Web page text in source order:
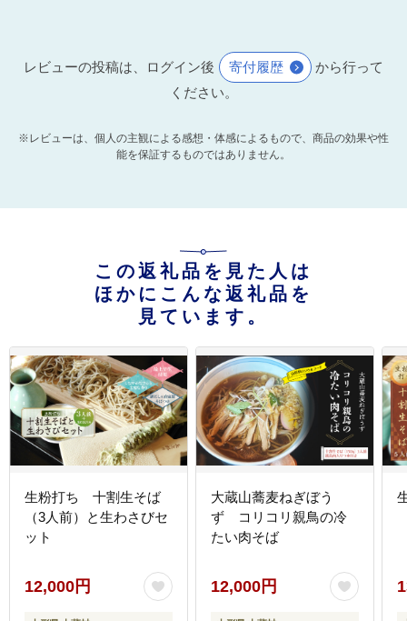
レビューの投稿は、ログイン後 寄付履歴
から行って
ください。
※レビューは、個人の主観による感想・体感によるもので、商品の効果や性
能を保証するものではありません。
この返礼品を見た人は
ほかにこんな返礼品を
見ています。
生粉打ち 十割生そば
（3人前）と生わさびセ
ット
12,000円
大蔵山蕎麦ねぎぼう
ず コリコリ親鳥の冷
たい肉そば
12,000円